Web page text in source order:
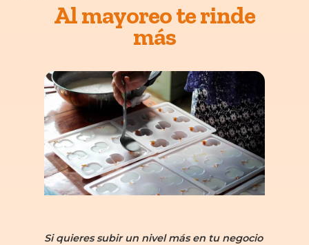
Al mayoreo te rinde
más
Si quieres subir un nivel más en tu negocio